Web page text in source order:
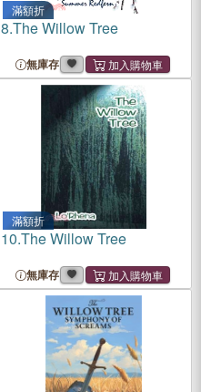
滿額折
8.The Willow Tree
無庫存
滿額折
10.The Willow Tree
無庫存